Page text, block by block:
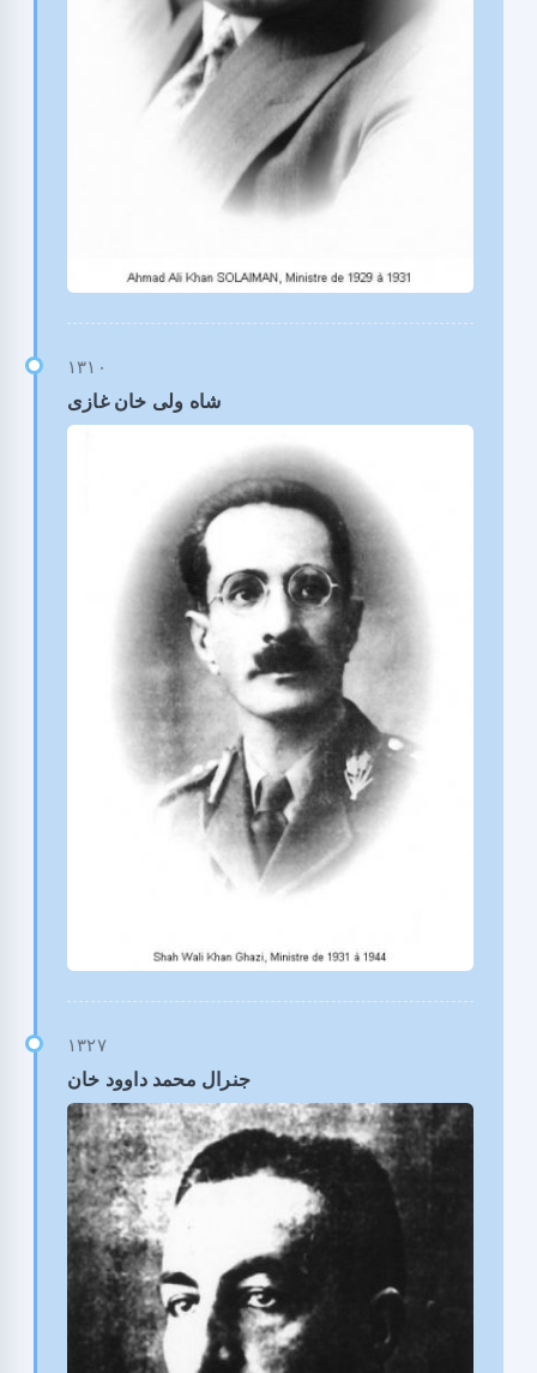
شاه ولی خان غازی
جنرال محمد داوود خان